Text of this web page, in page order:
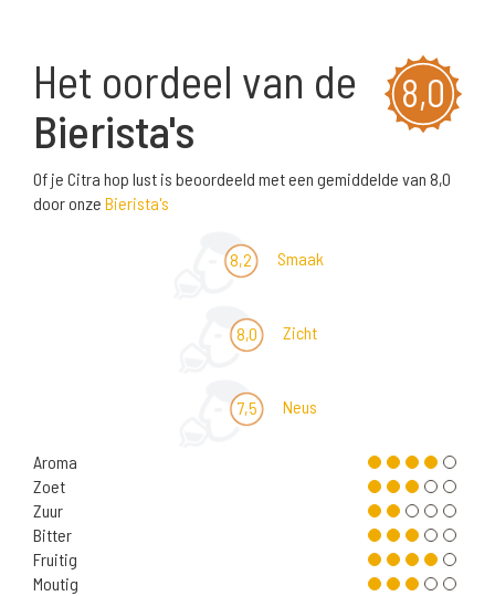
8,0
Het oordeel van de
Bierista's
Of je Citra hop lust is beoordeeld met een gemiddelde van 8,0
door onze Bierista's
8,2 Smaak
8,0 Zicht
7,5 Neus
Aroma
Zoet
Zuur
Bitter
Fruitig
Moutig